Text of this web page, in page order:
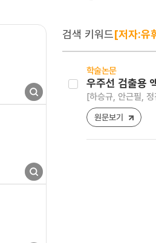
검색 키워드[저자:유
학술논문
우주선 검출용
[하승규, 안근필,
원문보기